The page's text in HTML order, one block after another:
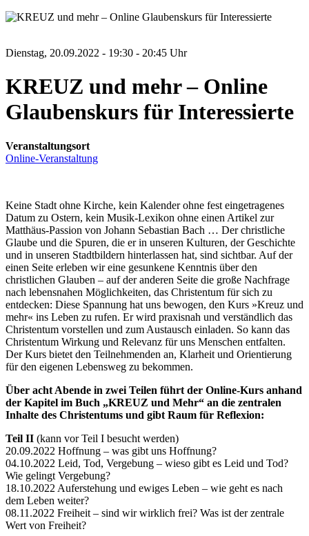
Dienstag, 20.09.2022 - 19:30 - 20:45 Uhr
KREUZ und mehr – Online
Glaubenskurs für Interessierte
Veranstaltungsort
Online-Veranstaltung
Keine Stadt ohne Kirche, kein Kalender ohne fest eingetragenes
Datum zu Ostern, kein Musik-Lexikon ohne einen Artikel zur
Matthäus-Passion von Johann Sebastian Bach … Der christliche
Glaube und die Spuren, die er in unseren Kulturen, der Geschichte
und in unseren Stadtbildern hinterlassen hat, sind sichtbar. Auf der
einen Seite erleben wir eine gesunkene Kenntnis über den
christlichen Glauben – auf der anderen Seite die große Nachfrage
nach lebensnahen Möglichkeiten, das Christentum für sich zu
entdecken: Diese Spannung hat uns bewogen, den Kurs »Kreuz und
mehr« ins Leben zu rufen. Er wird praxisnah und verständlich das
Christentum vorstellen und zum Austausch einladen. So kann das
Christentum Wirkung und Relevanz für uns Menschen entfalten.
Der Kurs bietet den Teilnehmenden an, Klarheit und Orientierung
für den eigenen Lebensweg zu bekommen.
Über acht Abende in zwei Teilen führt der Online-Kurs anhand
der Kapitel im Buch „KREUZ und Mehr“ an die zentralen
Inhalte des Christentums und gibt Raum für Reflexion:
Teil II (kann vor Teil I besucht werden)
20.09.2022 Hoffnung – was gibt uns Hoffnung?
04.10.2022 Leid, Tod, Vergebung – wieso gibt es Leid und Tod?
Wie gelingt Vergebung?
18.10.2022 Auferstehung und ewiges Leben – wie geht es nach
dem Leben weiter?
08.11.2022 Freiheit – sind wir wirklich frei? Was ist der zentrale
Wert von Freiheit?